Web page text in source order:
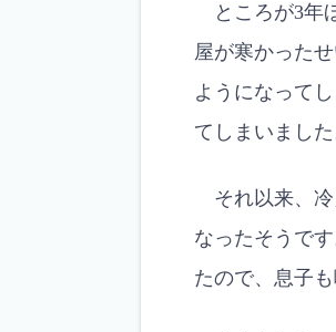
ところが3年
屋が寒かった
ようになって
てしまいました
それ以来、冷
なったそうで
たので、息子